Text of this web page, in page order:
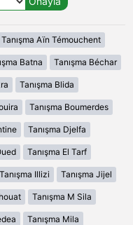
Tanışma Aïn Témouchent
Batna Tanışma Béchar
Tanışma Blida
Tanışma Boumerdes
Tanışma Djelfa
Tanışma El Tarf
Tanışma Illizi Tanışma Jijel
Tanışma M Sila
Tanışma Mila